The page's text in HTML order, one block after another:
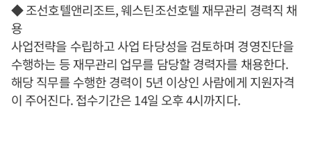
◆ 조선호텔앤리조트, 웨스틴조선호텔 재무관리 경력직 채
용
사업전략을 수립하고 사업 타당성을 검토하며 경영진단을
수행하는 등 재무관리 업무를 담당할 경력자를 채용한다.
해당 직무를 수행한 경력이 5년 이상인 사람에게 지원자격
이 주어진다. 접수기간은 14일 오후 4시까지다.